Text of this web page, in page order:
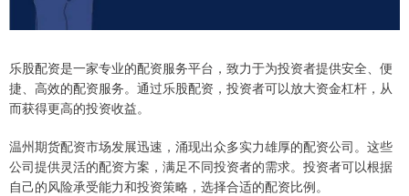
乐股配资是一家专业的配资服务平台，致力于为投资者提供安全、便
捷、高效的配资服务。通过乐股配资，投资者可以放大资金杠杆，从
而获得更高的投资收益。
温州期货配资市场发展迅速，涌现出众多实力雄厚的配资公司。这些
公司提供灵活的配资方案，满足不同投资者的需求。投资者可以根据
自己的风险承受能力和投资策略，选择合适的配资比例。